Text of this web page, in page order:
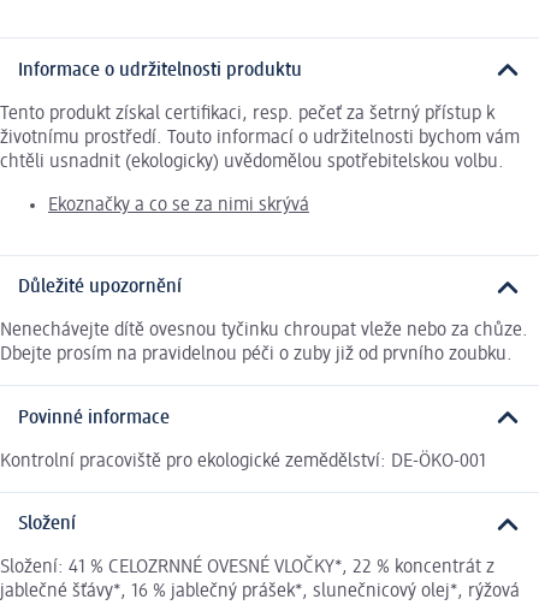
Informace o udržitelnosti produktu
Tento produkt získal certifikaci, resp. pečeť za šetrný přístup k
životnímu prostředí. Touto informací o udržitelnosti bychom vám
chtěli usnadnit (ekologicky) uvědomělou spotřebitelskou volbu.
Ekoznačky a co se za nimi skrývá
Důležité upozornění
Nenechávejte dítě ovesnou tyčinku chroupat vleže nebo za chůze.
Dbejte prosím na pravidelnou péči o zuby již od prvního zoubku.
Povinné informace
Kontrolní pracoviště pro ekologické zemědělství: DE-ÖKO-001
Složení
Složení: 41 % CELOZRNNÉ OVESNÉ VLOČKY*, 22 % koncentrát z
jablečné šťávy*, 16 % jablečný prášek*, slunečnicový olej*, rýžová